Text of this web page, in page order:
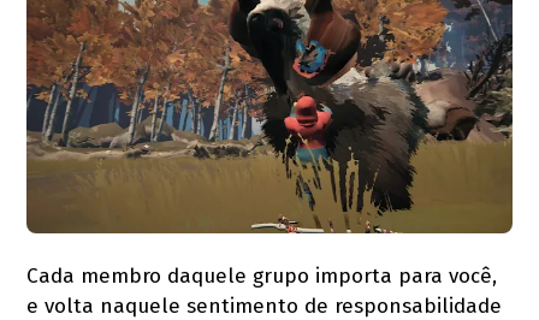
Cada membro daquele grupo importa para você,
e volta naquele sentimento de responsabilidade